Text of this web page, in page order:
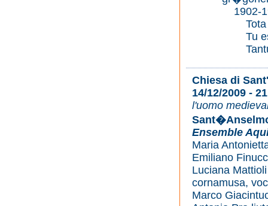
1902-
Tota
Tu es
Chiesa di
14/12/2009 -
l'uomo
Ensemble
Maria
Emiliano
Luciana
cornamusa,
Marco